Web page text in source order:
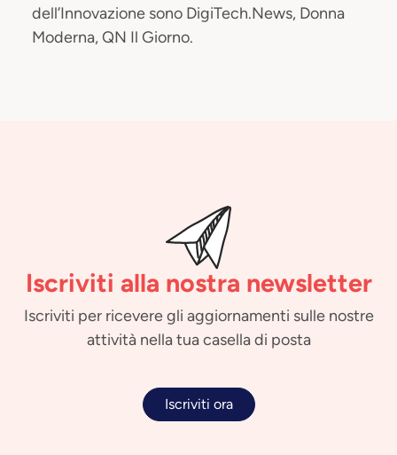
dell’Innovazione sono DigiTech.News, Donna
Moderna, QN Il Giorno.
Iscriviti alla nostra newsletter
Iscriviti per ricevere gli aggiornamenti sulle nostre
attività nella tua casella di posta
Iscriviti ora